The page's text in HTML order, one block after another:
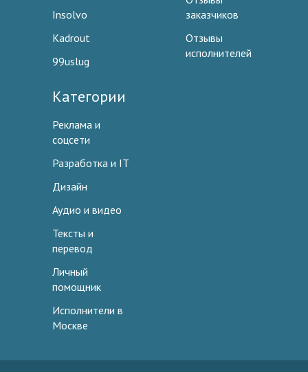
Insolvo
Kadrout
99uslug
заказчиков
Отзывы
исполнителей
Категории
Реклама и
соцсети
Разработка и IT
Дизайн
Аудио и видео
Тексты и
перевод
Личный
помощник
Исполнители в
Москве